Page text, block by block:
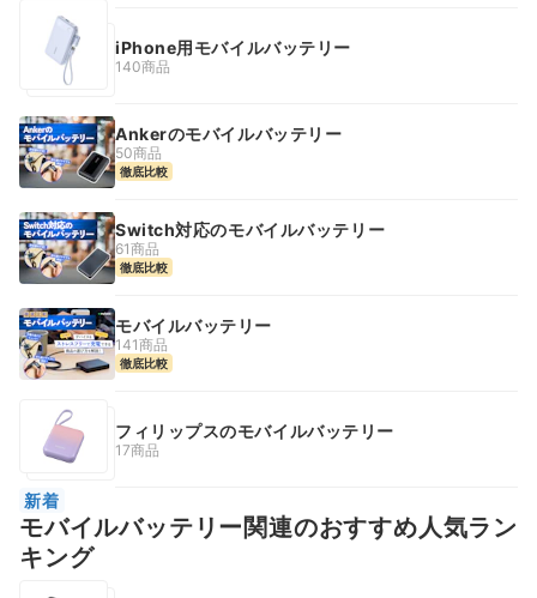
iPhone用モバイルバッテリー
140商品
Ankerのモバイルバッテリー
50商品
徹底比較
Switch対応のモバイルバッテリー
61商品
徹底比較
モバイルバッテリー
141商品
徹底比較
フィリップスのモバイルバッテリー
17商品
新着
モバイルバッテリー関連のおすすめ人気ラン
キング